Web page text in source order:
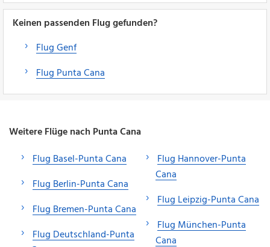
Keinen passenden Flug gefunden?
Flug Genf
Flug Punta Cana
Weitere Flüge nach Punta Cana
Flug Basel-Punta Cana
Flug Berlin-Punta Cana
Flug Bremen-Punta Cana
Flug Deutschland-Punta
Flug Hannover-Punta
Cana
Flug Leipzig-Punta Cana
Flug München-Punta
Cana